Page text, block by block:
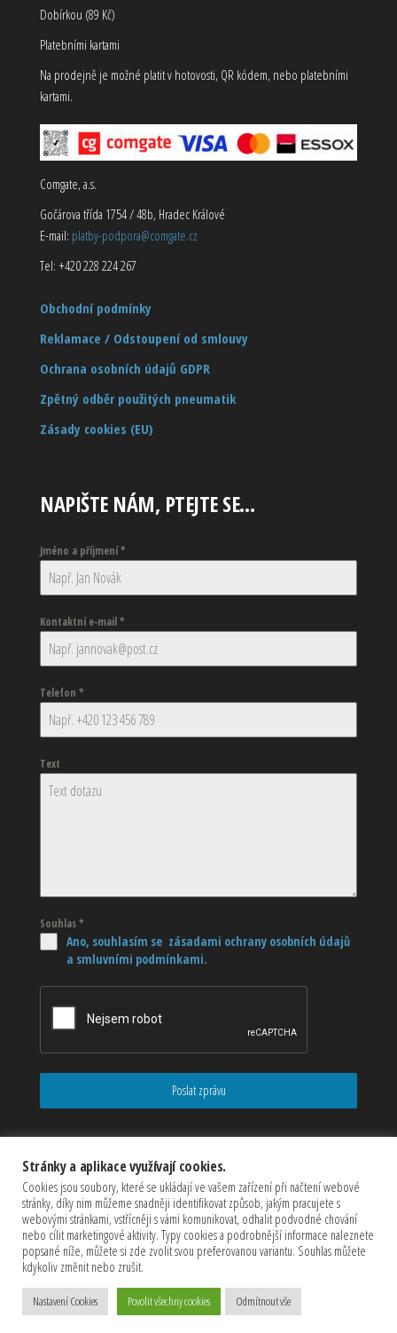
Dobírkou (89 Kč)
Platebními kartami
Na prodejně je možné platit v hotovosti, QR kódem, nebo platebními
kartami.
Comgate, a.s.
Gočárova třída 1754 / 48b, Hradec Králové
E-mail: platby-podpora@comgate.cz
Tel: +420 228 224 267
Obchodní podmínky
Reklamace / Odstoupení od smlouvy
Ochrana osobních údajů GDPR
Zpětný odběr použitých pneumatik
Zásady cookies (EU)
NAPIŠTE NÁM, PTEJTE SE…
Jméno a příjmení*
Kontaktní e-mail*
Telefon *
Text
Souhlas*
Ano, souhlasím se zásadami ochrany osobních údajů
a smluvními podmínkami.
Poslat zprávu
vyhrazena)
Stránky a aplikace využívají cookies.
Cookies jsou soubory, které se ukládají ve vašem zařízení při načtení webové
stránky, díky nim můžeme snadněji identifikovat způsob, jakým pracujete s
webovými stránkami, vstřícněji s vámi komunikovat, odhalit podvodné chování
nebo cílit marketingové aktivity. Typy cookies a podrobnější informace naleznete
popsané níže, můžete si zde zvolit svou preferovanou variantu. Souhlas můžete
kdykoliv změnit nebo zrušit.
Nastavení Cookies Povolit všechny cookies Odmítnout vše